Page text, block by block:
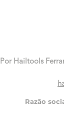
Por Hailtools
Razão